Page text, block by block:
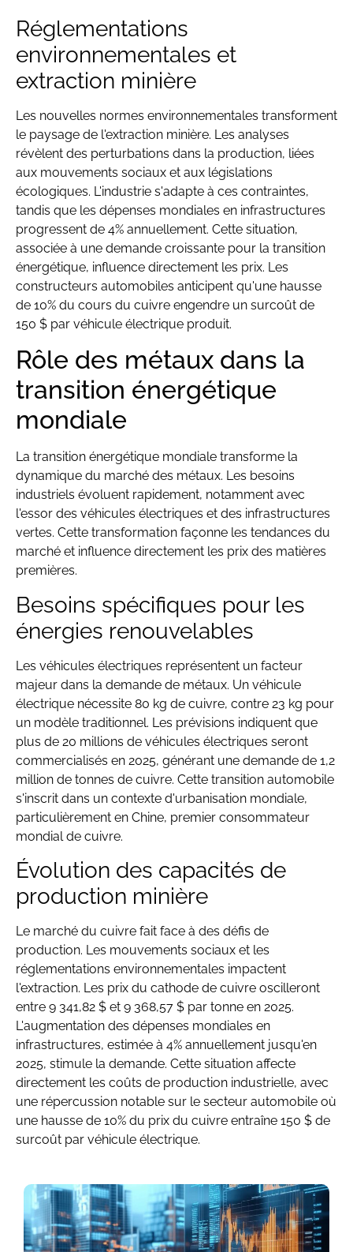
Réglementations
environnementales et
extraction minière
Les nouvelles normes environnementales transforment
le paysage de l'extraction minière. Les analyses
révèlent des perturbations dans la production, liées
aux mouvements sociaux et aux législations
écologiques. L'industrie s'adapte à ces contraintes,
tandis que les dépenses mondiales en infrastructures
progressent de 4% annuellement. Cette situation,
associée à une demande croissante pour la transition
énergétique, influence directement les prix. Les
constructeurs automobiles anticipent qu'une hausse
de 10% du cours du cuivre engendre un surcoût de
150 $ par véhicule électrique produit.
Rôle des métaux dans la
transition énergétique
mondiale
La transition énergétique mondiale transforme la
dynamique du marché des métaux. Les besoins
industriels évoluent rapidement, notamment avec
l'essor des véhicules électriques et des infrastructures
vertes. Cette transformation façonne les tendances du
marché et influence directement les prix des matières
premières.
Besoins spécifiques pour les
énergies renouvelables
Les véhicules électriques représentent un facteur
majeur dans la demande de métaux. Un véhicule
électrique nécessite 80 kg de cuivre, contre 23 kg pour
un modèle traditionnel. Les prévisions indiquent que
plus de 20 millions de véhicules électriques seront
commercialisés en 2025, générant une demande de 1,2
million de tonnes de cuivre. Cette transition automobile
s'inscrit dans un contexte d'urbanisation mondiale,
particulièrement en Chine, premier consommateur
mondial de cuivre.
Évolution des capacités de
production minière
Le marché du cuivre fait face à des défis de
production. Les mouvements sociaux et les
réglementations environnementales impactent
l'extraction. Les prix du cathode de cuivre oscilleront
entre 9 341,82 $ et 9 368,57 $ par tonne en 2025.
L'augmentation des dépenses mondiales en
infrastructures, estimée à 4% annuellement jusqu'en
2025, stimule la demande. Cette situation affecte
directement les coûts de production industrielle, avec
une répercussion notable sur le secteur automobile où
une hausse de 10% du prix du cuivre entraîne 150 $ de
surcoût par véhicule électrique.